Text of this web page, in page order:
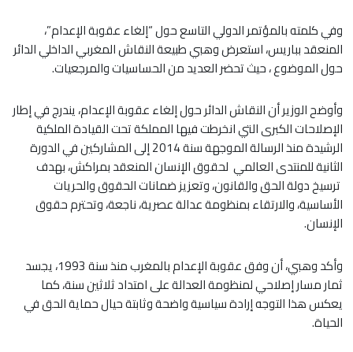
وفي كلمته بالمؤتمر الدولي التاسع حول “إلغاء عقوبة الإعدام”،
المنعقد بباريس، استعرض وهبي طبيعة النقاش المغربي الداخلي الدائر
حول الموضوع ، حيث تحضر العديد من الحساسيات والمرجعيات.
وأوضح الوزير أن النقاش الدائر حول إلغاء عقوبة الإعدام، يندرج في إطار
الإصلاحات الكبرى التي انخرطت فيها المملكة تحت القيادة الملكية
الرشيدة منذ الرسالة الموجهة سنة 2014 إلى المشاركين في الدورة
الثانية للمنتدى العالمي لحقوق الإنسان المنعقد بمراكش، بهدف
ترسيخ دولة الحق والقانون، وتعزيز ضمانات الحقوق والحريات
الأساسية، والارتقاء بمنظومة عدالة عصرية، ناجعة، وتحترم حقوق
الإنسان.
وأكد وهبي، أن وفق عقوبة الإعدام بالمغرب منذ سنة 1993، يجسد
ثمار مسار إصلاحي لمنظومة العدالة على امتداد ثلاثين سنة، كما
يعكس هذا التوجه إرادة سياسية واضحة وثابتة حيال حماية الحق في
الحياة.